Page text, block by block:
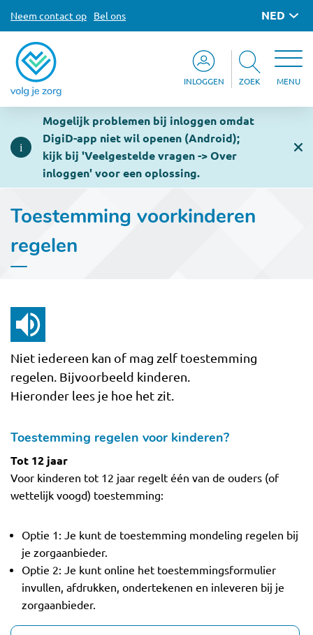
Neem contact op Bel ons NED
INLOGGEN ZOEK MENU
Mogelijk problemen bij inloggen omdat
DigiD-app niet wil openen (Android);
kijk bij 'Veelgestelde vragen -> Over
inloggen' voor een oplossing.
Toestemming voorkinderen
regelen
Niet iedereen kan of mag zelf toestemming
regelen. Bijvoorbeeld kinderen.
Hieronder lees je hoe het zit.
Toestemming regelen voor kinderen?
Tot 12 jaar
Voor kinderen tot 12 jaar regelt één van de ouders (of
wettelijk voogd) toestemming:
Optie 1: Je kunt de toestemming mondeling regelen bij
je zorgaanbieder.
Optie 2: Je kunt online het toestemmingsformulier
invullen, afdrukken, ondertekenen en inleveren bij je
zorgaanbieder.